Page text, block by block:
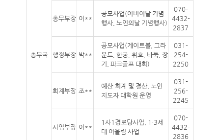
총무국
총무부장 이**
공모사업(어버이날 기념
행사, 노인의날 기념행사)
070-
4432-
2837
행정부장 박**
공모사업(게이트볼, 그라
운드, 한궁, 휘호, 바둑, 장
기, 파크골프 대회)
031-
254-
2250
회계부장 조**
예산·회계 및 결산, 노인
지도자 대학원 운영
031-
256-
2245
사업부장 이**
1사1경로당사업, 1·3세
대 어울림 사업
070-
4432-
2836